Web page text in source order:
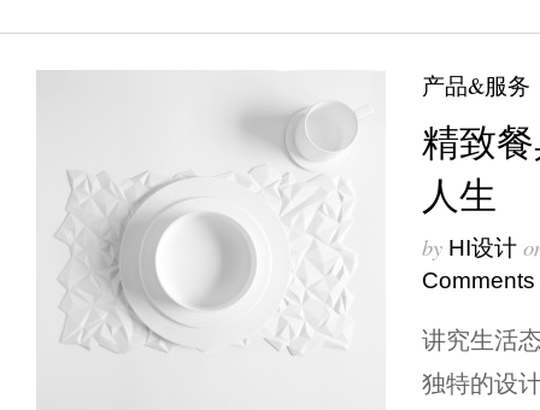
产品&服务
精致
人生
by HI设计
Comments
讲究生活
独特的设